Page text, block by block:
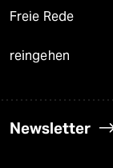
Freie Rede
reingehen
Newsletter